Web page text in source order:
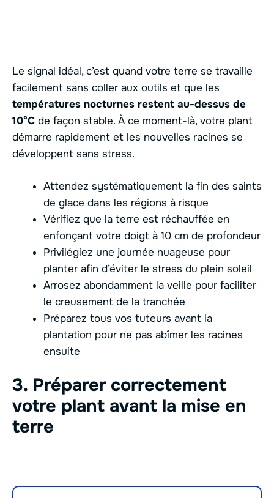
Le signal idéal, c’est quand votre terre se travaille
facilement sans coller aux outils et que les
températures nocturnes restent au-dessus de
10°C de façon stable. À ce moment-là, votre plant
démarre rapidement et les nouvelles racines se
développent sans stress.
Attendez systématiquement la fin des saints
de glace dans les régions à risque
Vérifiez que la terre est réchauffée en
enfonçant votre doigt à 10 cm de profondeur
Privilégiez une journée nuageuse pour
planter afin d’éviter le stress du plein soleil
Arrosez abondamment la veille pour faciliter
le creusement de la tranchée
Préparez tous vos tuteurs avant la
plantation pour ne pas abîmer les racines
ensuite
3. Préparer correctement
votre plant avant la mise en
terre